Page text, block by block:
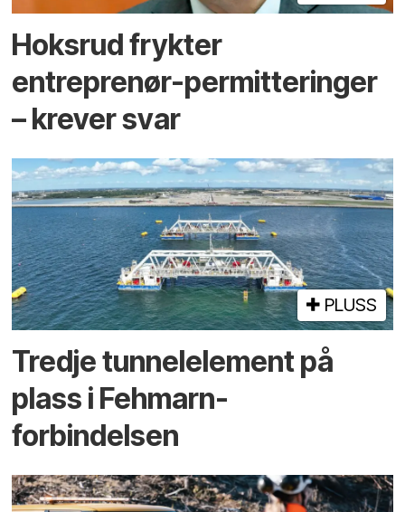
Hoksrud frykter
entreprenør-permitteringer
– krever svar
PLUSS
Tredje tunnel­element på
plass i Fehmarn-
forbindelsen